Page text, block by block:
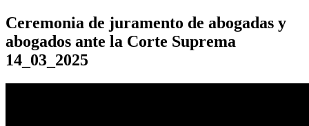
Ceremonia de juramento de abogadas y
abogados ante la Corte Suprema
14_03_2025